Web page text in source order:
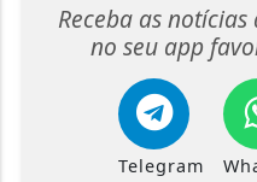
Receba as
no seu app
Telegram